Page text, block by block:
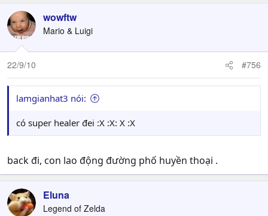
wowftw
Mario & Luigi
22/9/10 #756
lamgianhat3 nói:
có super healer đei :X :X: X :X
back đi, con lao động đường phố huyền thoại .
Eluna
Legend of Zelda